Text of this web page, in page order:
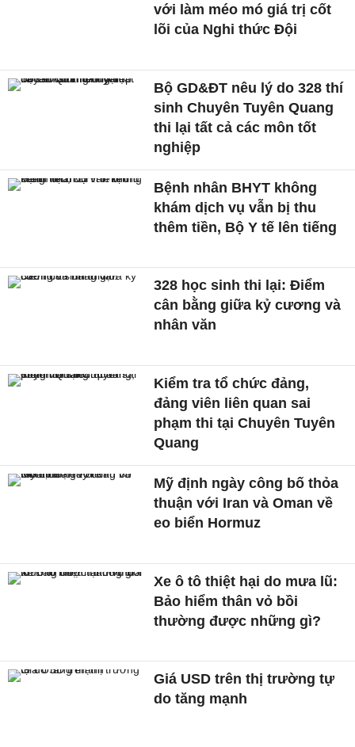
với làm méo mó giá trị cốt
lõi của Nghi thức Đội
Bộ GD&ĐT nêu lý do 328 thí
sinh Chuyên Tuyên Quang
thi lại tất cả các môn tốt
nghiệp
Bệnh nhân BHYT không
khám dịch vụ vẫn bị thu
thêm tiền, Bộ Y tế lên tiếng
328 học sinh thi lại: Điểm
cân bằng giữa kỷ cương và
nhân văn
Kiểm tra tổ chức đảng,
đảng viên liên quan sai
phạm thi tại Chuyên Tuyên
Quang
Mỹ định ngày công bố thỏa
thuận với Iran và Oman về
eo biển Hormuz
Xe ô tô thiệt hại do mưa lũ:
Bảo hiểm thân vỏ bồi
thường được những gì?
Giá USD trên thị trường tự
do tăng mạnh